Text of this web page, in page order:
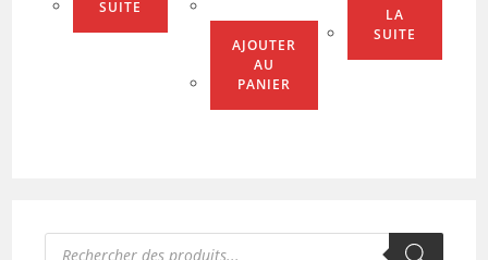
SUITE
AJOUTER
AU
PANIER
LA
SUITE
Recherche